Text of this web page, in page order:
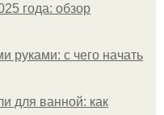
года: обзор
руками: с чего начать
для ванной: как